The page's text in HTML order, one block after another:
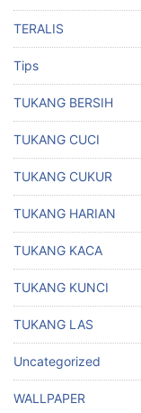
TERALIS
Tips
TUKANG BERSIH
TUKANG CUCI
TUKANG CUKUR
TUKANG HARIAN
TUKANG KACA
TUKANG KUNCI
TUKANG LAS
Uncategorized
WALLPAPER